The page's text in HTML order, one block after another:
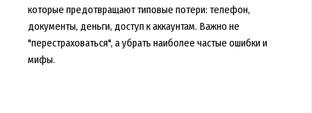
которые предотвращают типовые потери: телефон,
документы, деньги, доступ к аккаунтам. Важно не
"перестраховаться", а убрать наиболее частые ошибки и
мифы.